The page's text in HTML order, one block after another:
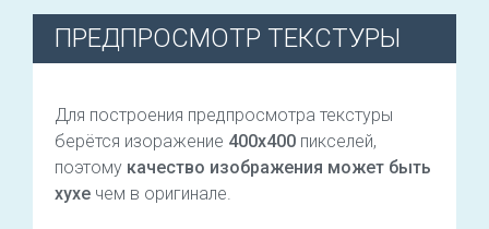
ПРЕДПРОСМОТР ТЕКСТУРЫ
Для построения предпросмотра текстуры
берётся изоражение 400х400 пикселей,
поэтому качество изображения может быть
хухе чем в оригинале.